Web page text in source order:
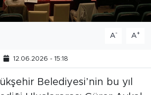
A- A+
12.06.2026 - 15:18
Belediyesi’nin bu yıl